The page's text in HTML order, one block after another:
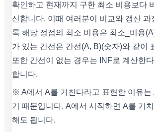
확인하고 현재까지 구한 최소 비용보다
신합니다. 이때 여러분이 비교와 갱신 과
록 해당 정점의 최소 비용은 최소_비용
가 있는 간선은 간선(A, B)(숫자)와 같이
또한 간선이 없는 경우는 INF로 계산한
합니다.
※ A에서 A를 거친다라고 표현한 이유는
기 때문입니다. A에서 시작하면 A를 거
해도 됩니다.